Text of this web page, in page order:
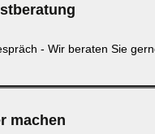
- Wir beraten Sie
machen